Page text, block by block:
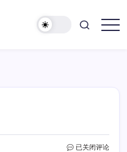
武
已关闭评论